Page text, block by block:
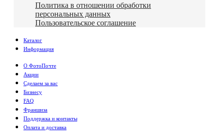
Политика в отношении обработки
персональных данных
Пользовательское соглашение
Каталог
Информация
О ФотоПочте
Акции
Сделаем за вас
Бизнесу
FAQ
Франшиза
Поддержка и контакты
Оплата и доставка